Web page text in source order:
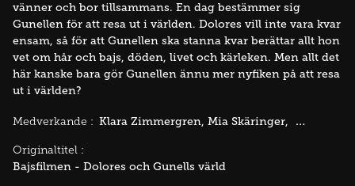
vänner och bor tillsammans. En dag bestämmer sig
Gunellen för att resa ut i världen. Dolores vill inte vara kvar
ensam, så för att Gunellen ska stanna kvar berättar allt hon
vet om hår och bajs, döden, livet och kärleken. Men allt det
här kanske bara gör Gunellen ännu mer nyfiken på att resa
ut i världen?
Medverkande : Klara Zimmergren Mia Skäringer Rikard
Originaltitel :
Bajsfilmen - Dolores och Gunells värld